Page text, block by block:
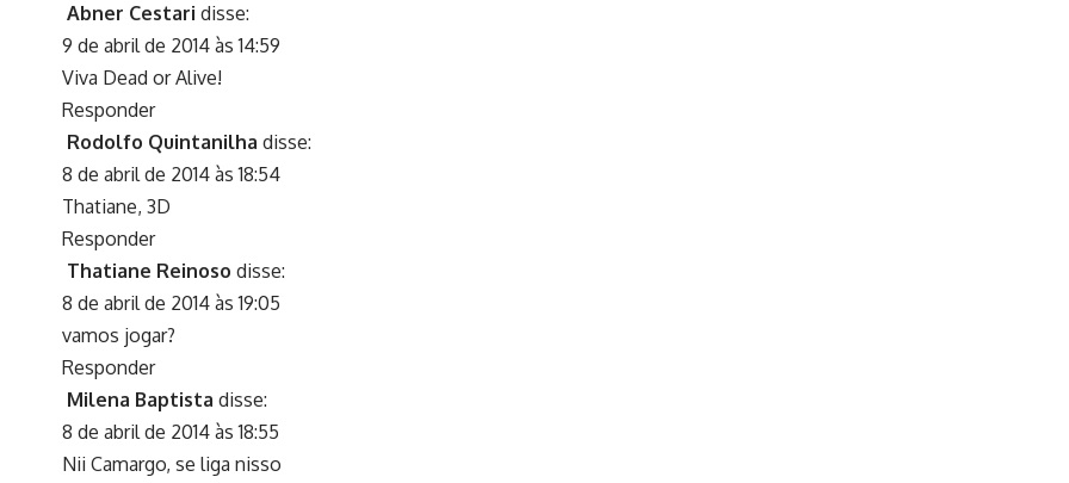
Abner Cestari disse:
9 de abril de 2014 às 14:59
Viva Dead or Alive!
Responder
Rodolfo Quintanilha disse:
8 de abril de 2014 às 18:54
Thatiane, 3D
Responder
Thatiane Reinoso disse:
8 de abril de 2014 às 19:05
vamos jogar?
Responder
Milena Baptista disse:
8 de abril de 2014 às 18:55
Nii Camargo, se liga nisso